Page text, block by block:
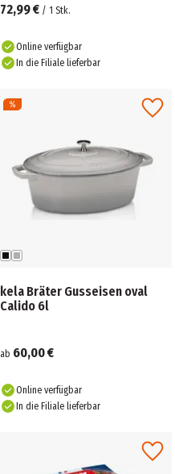
72,99 € / 1 Stk.
Online verfügbar
In die Filiale lieferbar
kela Bräter Gusseisen oval
Calido 6l
ab 60,00 €
Online verfügbar
In die Filiale lieferbar